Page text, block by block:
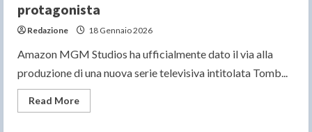
protagonista
Redazione 18 Gennaio 2026
Amazon MGM Studios ha ufficialmente dato il via alla
produzione di una nuova serie televisiva intitolata Tomb...
Read MoreRead
more